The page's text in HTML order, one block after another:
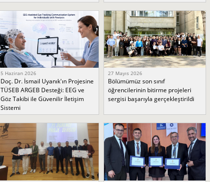
5 Haziran 2026
Doç. Dr. İsmail Uyanık'ın Projesine
TÜSEB ARGEB Desteği: EEG ve
Göz Takibi ile Güvenilir İletişim
Sistemi
27 Mayıs 2026
Bölümümüz son sınıf
öğrencilerinin bitirme projeleri
sergisi başarıyla gerçekleştirildi